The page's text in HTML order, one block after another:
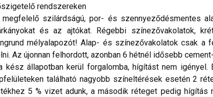
rendszereken
szilárdságú, por- és szennyeződésmentes
és az ajtókat. Régebbi színezővakolatok,
mélyalapozót! Alap- és színezővakolatok csak
Az újonnan felhordott, azonban 6 hétnél idősebb
kész állapotban kerül forgalomba, hígítást nem
található nagyobb színeltérések esetén 2
5 % vizet adunk, a második réteget pedig